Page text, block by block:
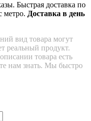
Быстрая доставка по
метро. Доставка в день
вид товара могут
реальный продукт.
товара есть
нам знать. Мы быстро